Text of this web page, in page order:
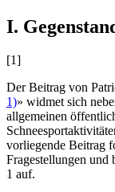
I.
[1]
Der Beitrag von
1)» widmet sich
allgemeinen
vorliegende Beitrag
Fragestellungen und
1 auf.